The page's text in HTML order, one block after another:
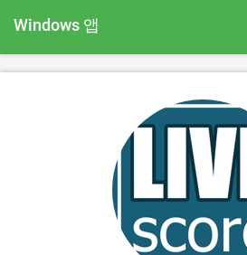
Windows 앱